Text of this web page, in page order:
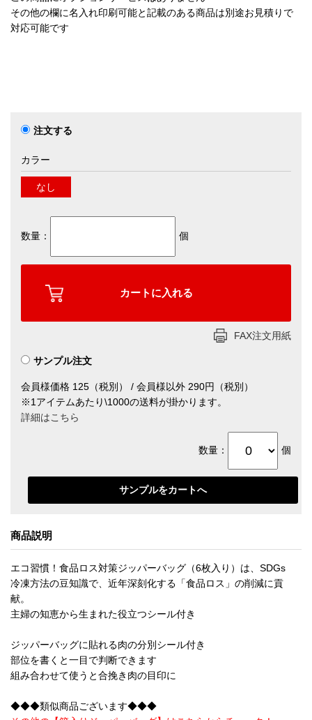
その他の欄に名入れ印刷可能と記載のある商品は別途お見積りで
対応可能です
注文する
カラー
なし
数量： 個
FAX注文用紙
サンプル注文
会員様価格 125（税別） / 会員様以外 290円（税別）
※1アイテムあたり\1000の送料が掛かります。
詳細はこちら
数量： 個
商品説明
エコ習慣！食品ロス対策ジッパーバッグ（6枚入り）は、SDGs
冷凍方法の豆知識で、近年深刻化する「食品ロス」の削減に貢
献。
主婦の知恵から生まれた役立つシール付き
ジッパーバッグに貼れる肉の分別シール付き
部位を書くと一目で判断できます
組み合わせて使うと合挽き肉の目印に
◆◆◆類似商品ございます◆◆◆